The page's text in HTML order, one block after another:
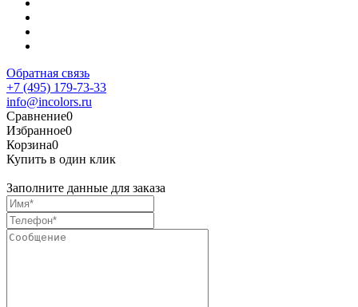
Обратная связь
+7 (495) 179-73-33
info@incolors.ru
Сравнение0
Избранное0
Корзина0
Купить в один клик
Заполните данные для заказа